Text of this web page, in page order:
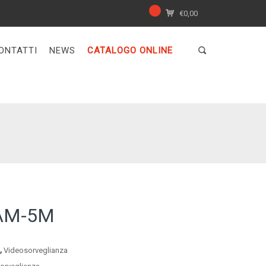
€0,00
NEWS CATALOGO ONLINE
5M
,Videosorveglianza